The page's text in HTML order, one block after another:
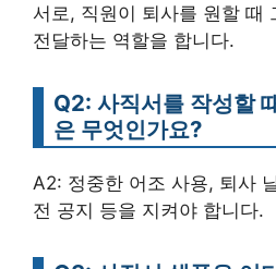
서로, 직원이 퇴사를 원할 때
전달하는 역할을 합니다.
Q2: 사직서를 작성할
은 무엇인가요?
A2: 정중한 어조 사용, 퇴사
전 공지 등을 지켜야 합니다.